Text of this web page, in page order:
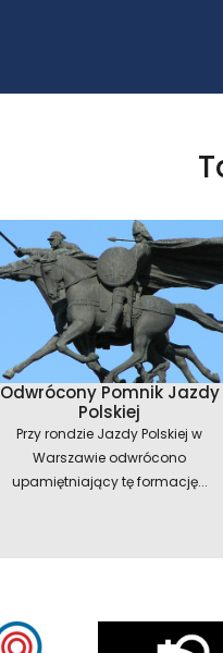
Odwrócony Pomnik Jazdy
Polskiej
Przy rondzie Jazdy Polskiej w
Warszawie odwrócono
upamiętniający tę formację...